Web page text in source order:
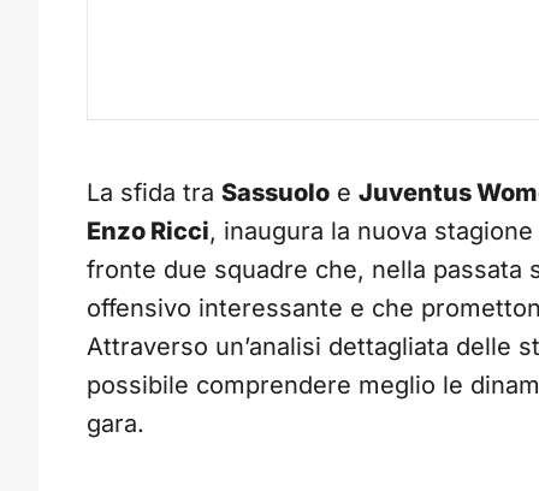
La sfida tra Sassuolo e Juventus
Enzo Ricci, inaugura la nuova
fronte due squadre che, nella passata
offensivo interessante e che
Attraverso un’analisi dettagliata delle
possibile comprendere meglio le
gara.